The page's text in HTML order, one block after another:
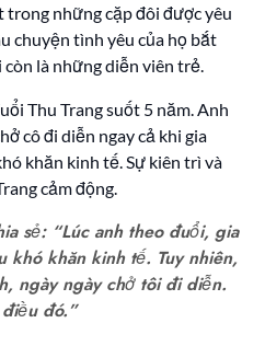
trong những cặp đôi được yêu
chuyện tình yêu của họ bắt
là những diễn viên trẻ.
Thu Trang suốt 5 năm. Anh
cô đi diễn ngay cả khi gia
khăn kinh tế. Sự kiên trì và
cảm động.
sẻ: “Lúc anh theo đuổi, gia
khó khăn kinh tế. Tuy nhiên,
ngày ngày chở tôi đi diễn.
đó.”